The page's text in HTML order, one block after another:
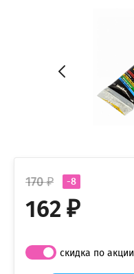
-8
170 ₽
162 ₽
скидка по акции